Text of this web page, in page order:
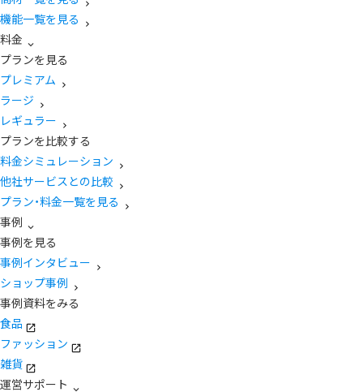
機能一覧を見る
料金
プランを見る
プレミアム
ラージ
レギュラー
プランを比較する
料金シミュレーション
他社サービスとの比較
プラン・料金一覧を見る
事例
事例を見る
事例インタビュー
ショップ事例
事例資料をみる
食品
ファッション
雑貨
運営サポート